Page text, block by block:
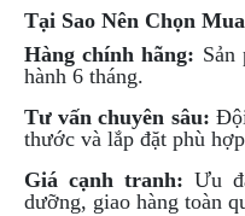
KIỆN
PHƯỢT
ĐỒ
CHƠI
MOTO
PHỤ
KIỆN
MBIKER
Tại Sao Nên Chọn
Hàng chính hãng: Sản
hành 6 tháng.
Tư vấn chuyên sâu:
thước và lắp đặt phù
Giá cạnh tranh: Ưu
dưỡng, giao hàng toàn